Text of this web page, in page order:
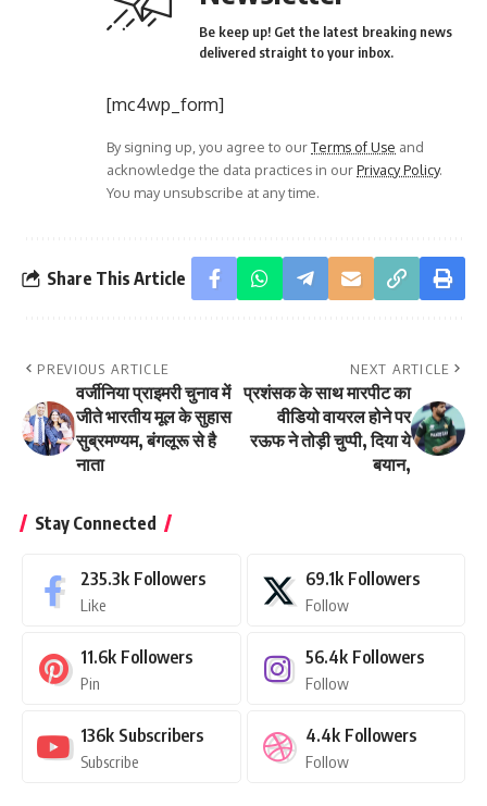
Be keep up! Get the latest breaking news
delivered straight to your inbox.
[mc4wp_form]
By signing up, you agree to ourTerms of Use and
acknowledge the data practices in ourPrivacy Policy.
You may unsubscribe at any time.
Share This Article
PREVIOUS ARTICLE
वर्जीनिया प्राइमरी चुनाव में
जीते भारतीय मूल के सुहास
सुब्रमण्यम, बंगलूरू से है
नाता
NEXT ARTICLE
प्रशंसक के साथ मारपीट का
वीडियो वायरल होने पर
रऊफ ने तोड़ी चुप्पी, दिया ये
बयान,
Stay Connected
235.3k Followers
Like
69.1k Followers
Follow
11.6k Followers
Pin
56.4k Followers
Follow
136k Subscribers
Subscribe
4.4k Followers
Follow